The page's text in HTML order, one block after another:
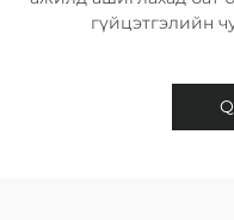
гүйцэтгэлийн